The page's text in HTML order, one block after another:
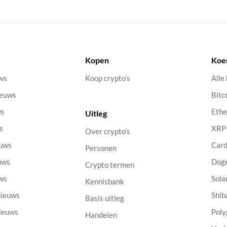
Kopen
Koop crypto’s
Uitleg
Over crypto’s
Personen
Crypto termen
Kennisbank
Basis uitleg
Handelen
Alle
XRP